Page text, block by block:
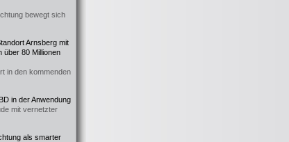
bewegt sich
Arnsberg mit
über 80 Millionen
in den kommenden
in der Anwendung
mit vernetzter
als smarter